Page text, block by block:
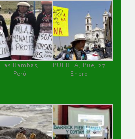
Las Bambas,
Perú
PUEBLA, Pue, 27
Enero